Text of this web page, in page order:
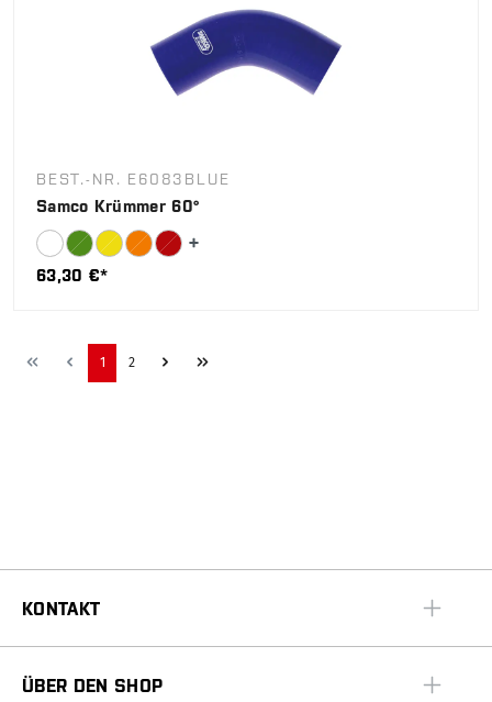
BEST.-NR. E6083BLUE
Samco Krümmer 60°
63,30 €*
1 2
KONTAKT
ÜBER DEN SHOP